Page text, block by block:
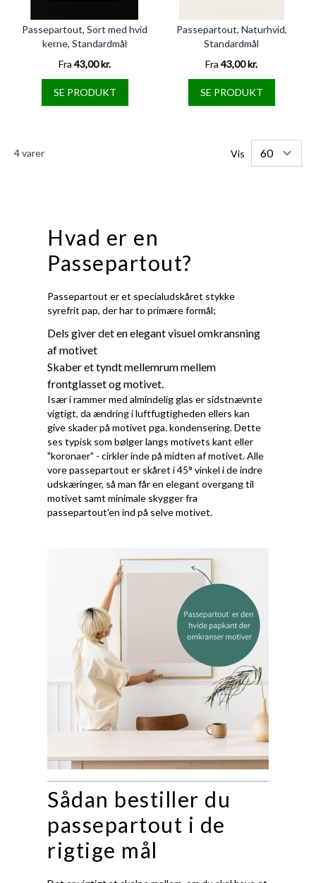
Passepartout, Sort med hvid
kerne, Standardmål
Fra 43,00 kr.
SE PRODUKT
Passepartout, Naturhvid,
Standardmål
Fra 43,00 kr.
SE PRODUKT
4varer Vis
Hvad er en
Passepartout?
Passepartout er et specialudskåret stykke
syrefrit pap, der har to primære formål;
Dels giver det en elegant visuel omkransning
af motivet
Skaber et tyndt mellemrum mellem
frontglasset og motivet.
Især i rammer med almindelig glas er sidstnævnte
vigtigt, da ændring i luftfugtigheden ellers kan
give skader på motivet pga. kondensering. Dette
ses typisk som bølger langs motivets kant eller
"koronaer" - cirkler inde på midten af motivet. Alle
vore passepartout er skåret i 45° vinkel i de indre
udskæringer, så man får en elegant overgang til
motivet samt minimale skygger fra
passepartout'en ind på selve motivet.
Sådan bestiller du
passepartout i de
rigtige mål